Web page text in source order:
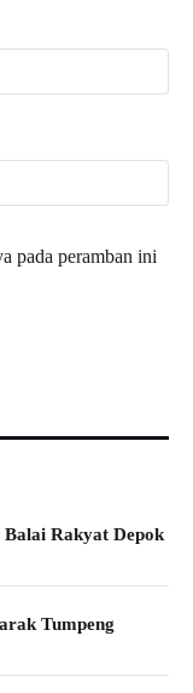
pada peramban ini
Rakyat Depok
Tumpeng